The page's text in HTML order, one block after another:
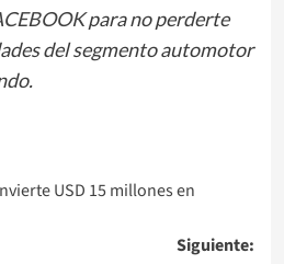
para no perderte
del segmento automotor
USD 15 millones en
Siguiente: